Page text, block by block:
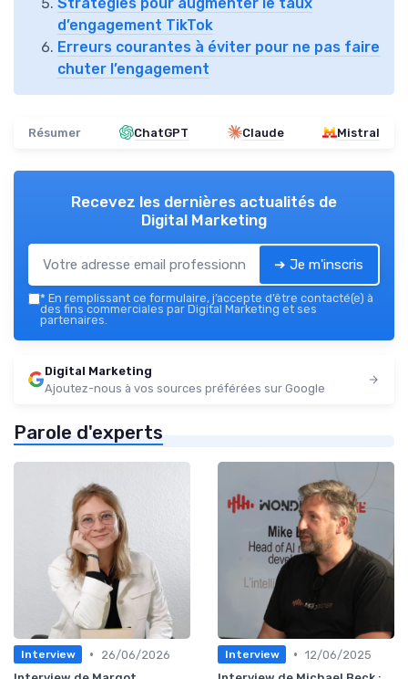
d’engagement TikTok
Erreurs courantes à éviter pour ne pas faire
chuter l’engagement
Résumer ChatGPT Claude Mistral
Recevez les dernières actualités de
Digital Marketing
➔ Je m'inscris
* En remplissant ce formulaire, j’accepte d’être contacté(e) à
des fins commerciales par Digital Marketing et ses
partenaires.
Digital Marketing
Ajoutez-nous à vos sources préférées sur Google
Parole d'experts
Interview •
26/06/2026
Interview • 12/06/2025